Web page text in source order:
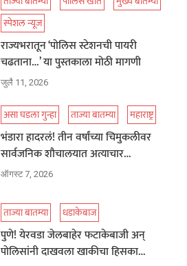
स्पेशल न्यूज
राज्यभरातून ‘पोलिस स्टेशनची पायरी
चढताना…’ या पुस्तकाला मोठी मागणी
जुलै 11, 2026
असा घडला गुन्हा ताज्या बातम्या महाराष्ट्र
भंडारा हादरलं! तीन वर्षांच्या चिमुकलीवर
सार्वजनिक शौचालयात अत्याचार…
ऑगस्ट 7, 2026
ताज्या बातम्या धडाकेबाज
पुणे! येरवडा जेलबाहेर फटाकेबाजी अन्
पोलिसांनी दाखवला खाकीचा हिसका…